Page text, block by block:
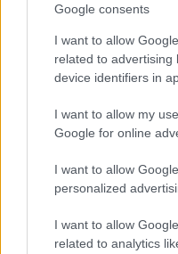
Google consents
I want to allow
related to advertising
device identifiers in
I want to allow my
Google for online
I want to allow
personalized
I want to allow
related to analytics